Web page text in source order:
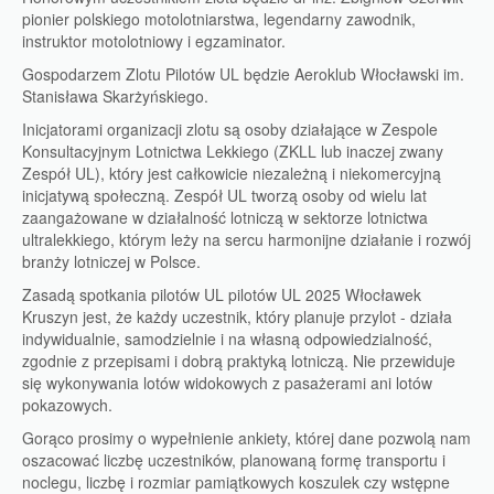
pionier polskiego motolotniarstwa, legendarny zawodnik,
instruktor motolotniowy i egzaminator.
Gospodarzem Zlotu Pilotów UL będzie Aeroklub Włocławski im.
Stanisława Skarżyńskiego.
Inicjatorami organizacji zlotu są osoby działające w Zespole
Konsultacyjnym Lotnictwa Lekkiego (ZKLL lub inaczej zwany
Zespół UL), który jest całkowicie niezależną i niekomercyjną
inicjatywą społeczną. Zespół UL tworzą osoby od wielu lat
zaangażowane w działalność lotniczą w sektorze lotnictwa
ultralekkiego, którym leży na sercu harmonijne działanie i rozwój
branży lotniczej w Polsce.
Zasadą spotkania pilotów UL pilotów UL 2025 Włocławek
Kruszyn jest, że każdy uczestnik, który planuje przylot - działa
indywidualnie, samodzielnie i na własną odpowiedzialność,
zgodnie z przepisami i dobrą praktyką lotniczą. Nie przewiduje
się wykonywania lotów widokowych z pasażerami ani lotów
pokazowych.
Gorąco prosimy o wypełnienie ankiety, której dane pozwolą nam
oszacować liczbę uczestników, planowaną formę transportu i
noclegu, liczbę i rozmiar pamiątkowych koszulek czy wstępne